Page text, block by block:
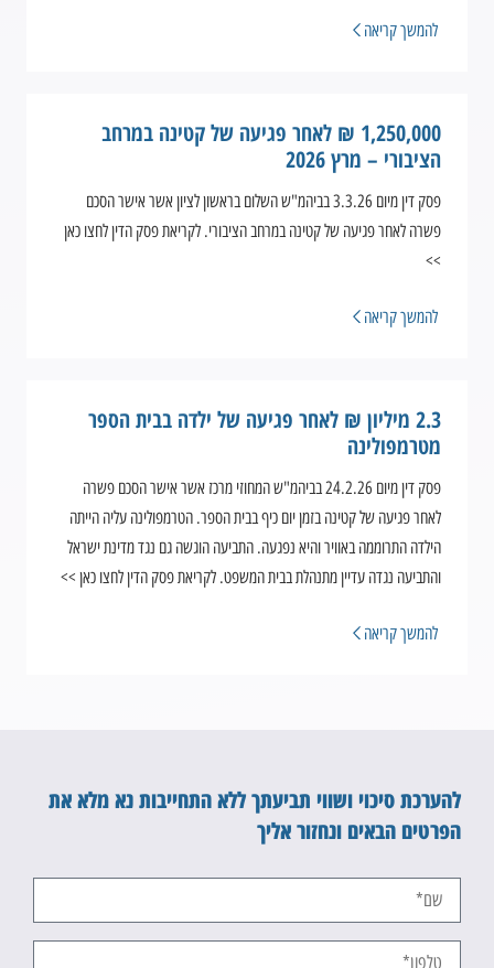
להמשך קריאה
1,250,000 ₪ לאחר פגיעה של קטינה במרחב
הציבורי – מרץ 2026
פסק דין מיום 3.3.26 בביהמ"ש השלום בראשון לציון אשר אישר הסכם
פשרה לאחר פגיעה של קטינה במרחב הציבורי. לקריאת פסק הדין לחצו כאן
>>
להמשך קריאה
2.3 מיליון ₪ לאחר פגיעה של ילדה בבית הספר
מטרמפולינה
פסק דין מיום 24.2.26 בביהמ"ש המחוזי מרכז אשר אישר הסכם פשרה
לאחר פגיעה של קטינה בזמן יום כיף בבית הספר. הטרמפולינה עליה הייתה
הילדה התרוממה באוויר והיא נפגעה. התביעה הוגשה גם נגד מדינת ישראל
והתביעה נגדה עדיין מתנהלת בבית המשפט. לקריאת פסק הדין לחצו כאן >>
להמשך קריאה
להערכת סיכוי ושווי תביעתך ללא התחייבות נא מלא את
הפרטים הבאים ונחזור אליך